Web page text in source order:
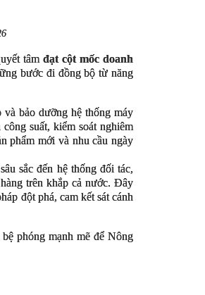
tâm đạt cột mốc doanh
bước đi đồng bộ từ năng
bảo dưỡng hệ thống máy
suất, kiểm soát nghiêm
phẩm mới và nhu cầu ngày
sắc đến hệ thống đối tác,
trên khắp cả nước. Đây
đột phá, cam kết sát cánh
phóng mạnh mẽ để Nông